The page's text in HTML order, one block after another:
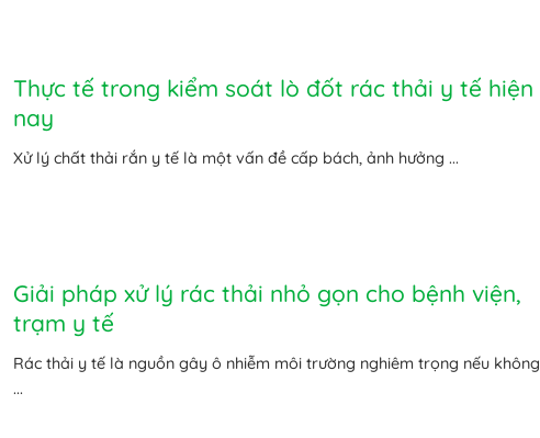
Thực tế trong kiểm soát lò đốt rác thải y tế hiện
nay
Xử lý chất thải rắn y tế là một vấn đề cấp bách, ảnh hưởng ...
Giải pháp xử lý rác thải nhỏ gọn cho bệnh viện,
trạm y tế
Rác thải y tế là nguồn gây ô nhiễm môi trường nghiêm trọng nếu không
...